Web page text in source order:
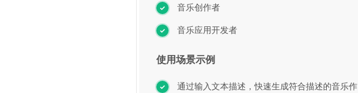
音乐创作者
音乐应用开发者
使用场景示例
通过输入文本描述，快速生成符合描述的音乐作